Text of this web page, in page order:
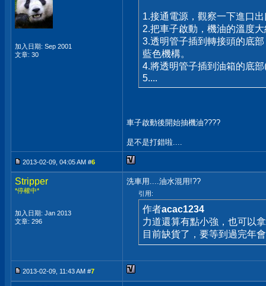
加入日期: Sep 2001
文章: 30
1.接通電源，觀察一下進口
2.把車子啟動，機油的溫度
3.透明管子插到轉接頭的底
藍色機構。
4.將透明管子插到油箱的底
5....
車子啟動後開始抽機油????
是不是打錯啦....
2013-02-09, 04:05 AM #6
Stripper
*停權中*
加入日期: Jan 2013
文章: 296
洗車用....油水混用!??
引用:
作者acac1234
力道還算有點小強，也可以
目前缺貨了，要等到過完年
2013-02-09, 11:43 AM #7